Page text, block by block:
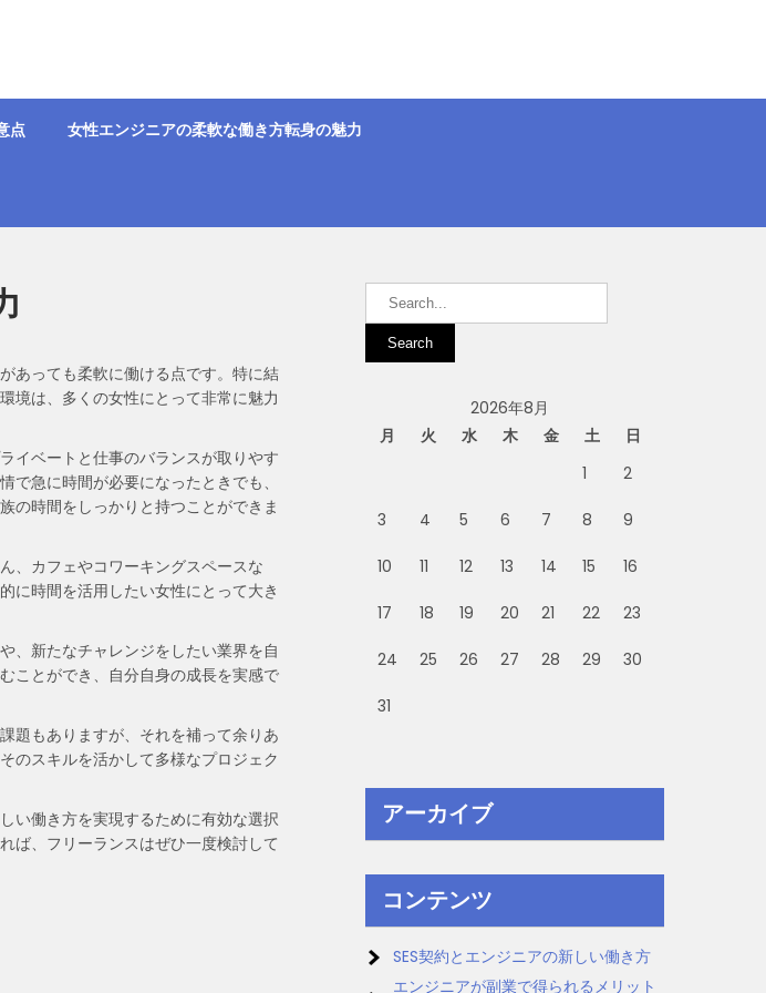
点 女性エンジニアの柔軟な働き方転身の魅力
あっても柔軟に働ける点です。特に結
境は、多くの女性にとって非常に魅力
イベートと仕事のバランスが取りやす
急に時間が必要になったときでも、
の時間をしっかりと持つことができま
、カフェやコワーキングスペースな
に時間を活用したい女性にとって大き
、新たなチャレンジをしたい業界を自
ことができ、自分自身の成長を実感で
題もありますが、それを補って余りあ
のスキルを活かして多様なプロジェク
い働き方を実現するために有効な選択
ば、フリーランスはぜひ一度検討して
2026年8月
月
火 水 木 金 土
日
1
2
3 4 5 6 7 8 9
10 11 12 13 14 15 16
17 18 19 20 21 22 23
24 25 26 27 28 29 30
31
アーカイブ
コンテンツ
SES契約とエンジニアの新しい働き方
エンジニアが副業で得られるメリット